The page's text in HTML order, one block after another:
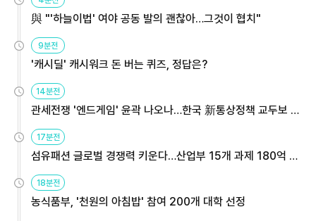
與 "'하늘이법' 여야 공동 발의 괜찮아…그것이 협치"
9분전
'캐시딜' 캐시워크 돈 버는 퀴즈, 정답은?
14분전
관세전쟁 '엔드게임' 윤곽 나오나…한국 新통상정책 교두보 활
용해야
17분전
섬유패션 글로벌 경쟁력 키운다…산업부 15개 과제 180억 지
원
18분전
농식품부, '천원의 아침밥' 참여 200개 대학 선정